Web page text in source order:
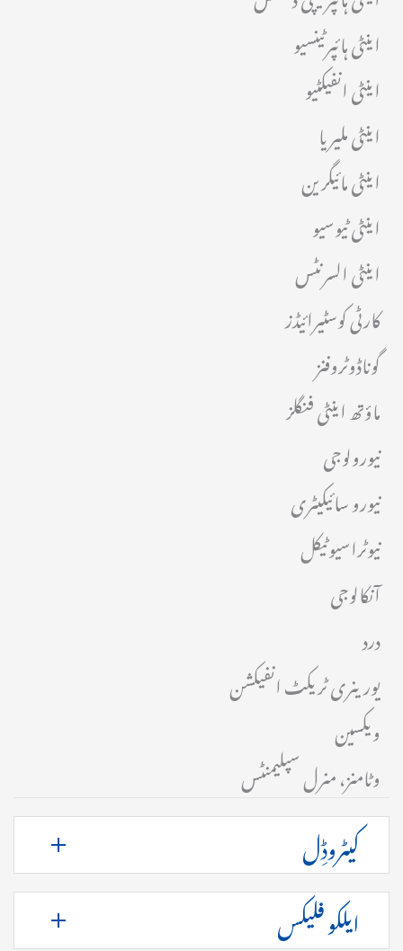
اینٹی ہائپرٹینسیو
اینٹی انفیکٹیو
اینٹی ملیریا
اینٹی مائیگرین
اینٹی ٹیوسیو
اینٹی السرنٹس
کارٹی کوسٹیرائیڈز
گوناڈوٹروفنز
ماؤتھ اینٹی فنگلز
نیورولوجی
نیورو سائیکیٹری
نیوٹراسیوٹیکل
آنکالوجی
درد
یورینری ٹریکٹ انفیکشن
ویکسین
وٹامنز، منرل سپلیمنٹس
کیٹروڈِل
ایلکو فلیکس